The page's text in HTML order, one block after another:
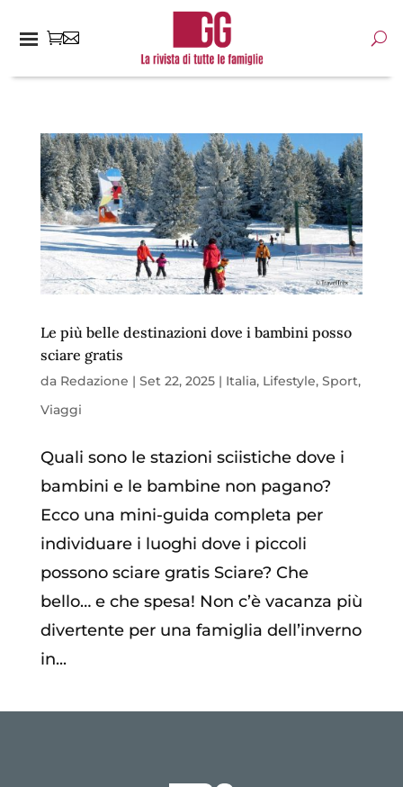
Le più belle destinazioni dove i bambini posso
sciare gratis
da Redazione | Set 22, 2025| Italia, Lifestyle, Sport,
Viaggi
Quali sono le stazioni sciistiche dove i
bambini e le bambine non pagano?
Ecco una mini-guida completa per
individuare i luoghi dove i piccoli
possono sciare gratis Sciare? Che
bello… e che spesa! Non c’è vacanza più
divertente per una famiglia dell’inverno
in...